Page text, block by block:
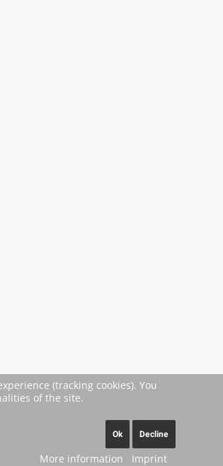
(tracking cookies). You
of the site.
Ok Decline
More information Imprint